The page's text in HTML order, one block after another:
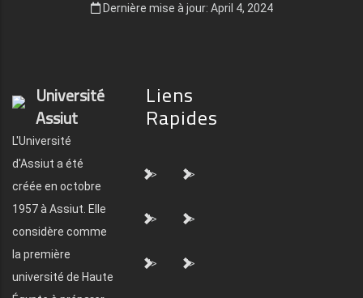
Dernière mise à jour: April 4, 2024
Université
Assiut
L'Université
d'Assiut a été
créée en octobre
1957 à Assiut. Elle
considère comme
la première
université de Haute
Liens
Rapides
"> ">
"> ">
"> ">